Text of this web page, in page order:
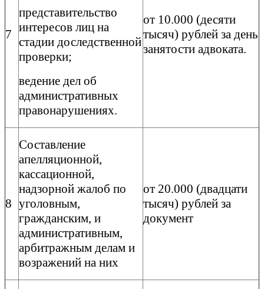
7
представительство
интересов лиц на
стадии доследственной
проверки;
ведение дел об
административных
правонарушениях.
от 10.000 (десяти
тысяч) рублей за день
занятости адвоката.
8
Составление
апелляционной,
кассационной,
надзорной жалоб по
уголовным,
гражданским, и
административным,
арбитражным делам и
возражений на них
от 20.000 (двадцати
тысяч) рублей за
документ